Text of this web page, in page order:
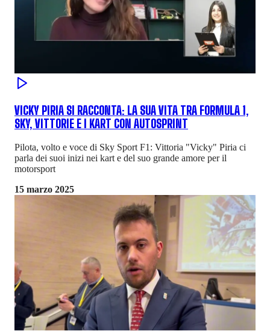
VICKY PIRIA SI RACCONTA: LA SUA VITA TRA FORMULA 1,
SKY, VITTORIE E I KART CON AUTOSPRINT
Pilota, volto e voce di Sky Sport F1: Vittoria "Vicky" Piria ci
parla dei suoi inizi nei kart e del suo grande amore per il
motorsport
15 marzo 2025